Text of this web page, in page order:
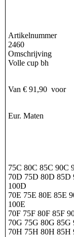
2460
Volle cup bh
Van € 91,90
Eur. Maten
75C 80C 85C 90C
70D 75D 80D 85D
100D
70E 75E 80E 85E
100E
70F 75F 80F 85F
70G 75G 80G 85G
70H 75H 80H 85H